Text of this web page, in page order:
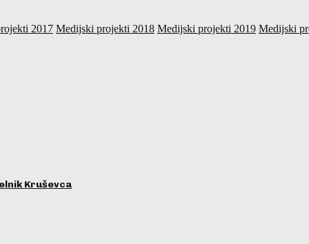
2017 Medijski projekti 2018 Medijski projekti 2019 Medijski
Kruševca